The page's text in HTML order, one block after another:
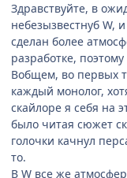
Здравствуйте, в
небезызвестнуб W,
сделан более
разработке,
Вобщем, во первых
каждый монолог,
скайлоре я себя на
было читая сюжет
голочки качнул
то.
В W все же